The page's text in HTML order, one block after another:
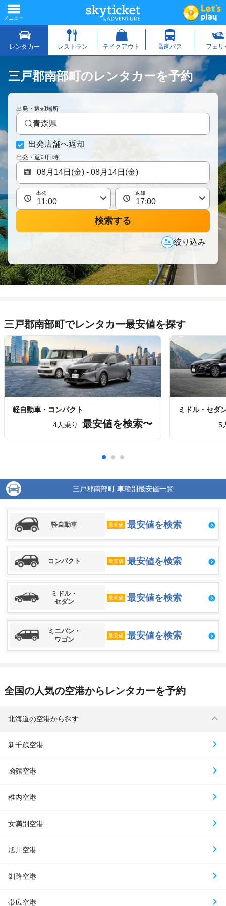
三戸郡南部町のレンタカーを予約
出発・返却場所
青森県
出発店舗へ返却
出発・返却日時
出発 返却
検索する
絞り込み
三戸郡南部町でレンタカー最安値を探す
軽自動車・コンパクト
4人乗り
最安値を検索〜
ミドル・セダ
5
三戸郡南部町 車種別最安値一覧
軽自動車 最安値 最安値を検索
コンパクト 最安値 最安値を検索
ミドル・
セダン
最安値 最安値を検索
ミニバン・
ワゴン
最安値 最安値を検索
全国の人気の空港からレンタカーを予約
北海道の空港から探す
新千歳空港
函館空港
稚内空港
女満別空港
旭川空港
釧路空港
帯広空港